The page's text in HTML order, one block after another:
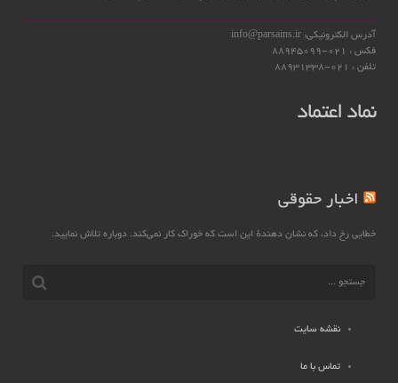
آدرس الکترونیکی: info@parsains.ir
فکس : 021-88945099
تلفن : 021-88931338
نماد اعتماد
اخبار حقوقی
خطایی رخ داد، که نشان دهندهٔ این است که خوراک کار نمی‌کند. دوباره تلاش نمایید.
نقشه سایت
تماس با ما